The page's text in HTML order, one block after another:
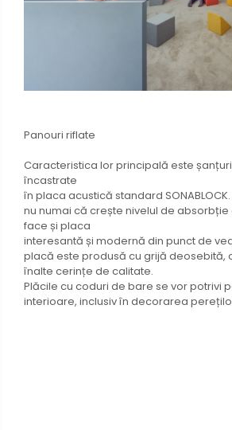
Panouri riflate
Caracteristica lor principală este
încastrate
în placa acustică standard
nu numai că crește nivelul de absorbție
face și placa
interesantă și modernă din punct de
placă este produsă cu grijă deosebită,
înalte cerințe de calitate.
Plăcile cu coduri de bare se vor potrivi
interioare, inclusiv în decorarea